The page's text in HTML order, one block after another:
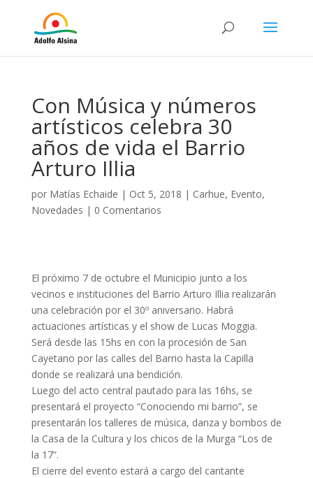
Con Música y números
artísticos celebra 30
años de vida el Barrio
Arturo Illia
por Matías Echaide | Oct 5, 2018 | Carhue, Evento,
Novedades | 0 Comentarios
El próximo 7 de octubre el Municipio junto a los
vecinos e instituciones del Barrio Arturo Illia realizarán
una celebración por el 30º aniversario. Habrá
actuaciones artísticas y el show de Lucas Moggia.
Será desde las 15hs en con la procesión de San
Cayetano por las calles del Barrio hasta la Capilla
donde se realizará una bendición.
Luego del acto central pautado para las 16hs, se
presentará el proyecto “Conociendo mi barrio”, se
presentarán los talleres de música, danza y bombos de
la Casa de la Cultura y los chicos de la Murga “Los de
la 17”.
El cierre del evento estará a cargo del cantante